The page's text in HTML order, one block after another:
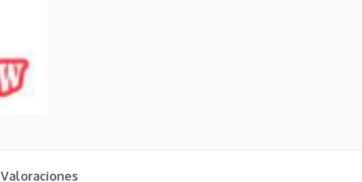
Valoraciones